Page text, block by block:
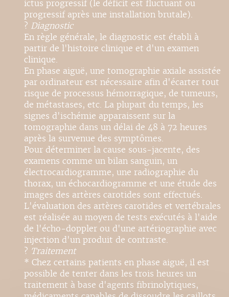
ictus progressif (le déficit est fluctuant ou
progressif après une installation brutale).
? Diagnostic
En règle générale, le diagnostic est établi à
partir de l'histoire clinique et d'un examen
clinique.
En phase aiguë, une tomographie axiale assistée
par ordinateur est nécessaire afin d'écarter tout
risque de processus hémorragique, de tumeurs,
de métastases, etc. La plupart du temps, les
signes d'ischémie apparaissent sur la
tomographie dans un délai de 48 à 72 heures
après la survenue des symptômes.
Pour déterminer la cause sous-jacente, des
examens comme un bilan sanguin, un
électrocardiogramme, une radiographie du
thorax, un échocardiogramme et une étude des
images des artères carotides sont effectués.
L'évaluation des artères carotides et vertébrales
est réalisée au moyen de tests exécutés à l'aide
de l'écho-doppler ou d'une artériographie avec
injection d'un produit de contraste.
? Traitement
* Chez certains patients en phase aiguë, il est
possible de tenter dans les trois heures un
traitement à base d'agents fibrinolytiques,